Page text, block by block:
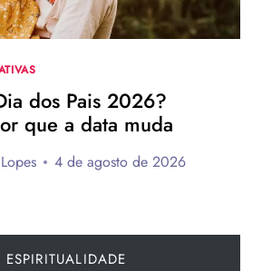
dos Pais 2026?
que a data muda
4 de agosto de 2026
ESPIRITUALIDADE